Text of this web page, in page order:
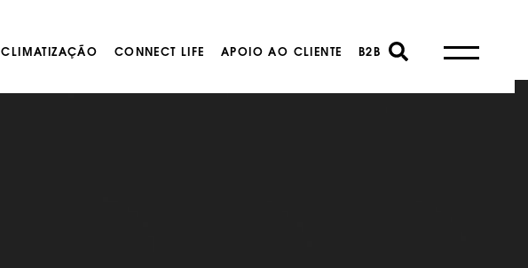
CLIMATIZAÇÃO CONNECT LIFE APOIO AO CLIENTE B2B